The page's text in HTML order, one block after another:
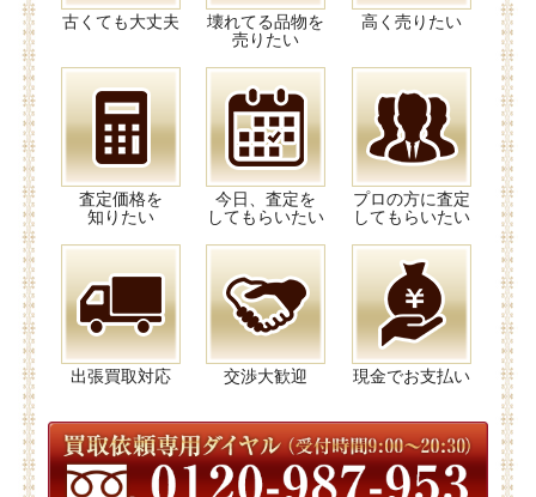
古くても大丈夫
壊れてる品物を
売りたい
高く売りたい
査定価格を
知りたい
今日、査定を
してもらいたい
プロの方に査定
してもらいたい
出張買取対応 交渉大歓迎 現金でお支払い